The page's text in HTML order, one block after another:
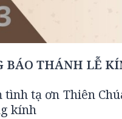
BÁO THÁNH LỄ
tình tạ ơn Thiên
kính